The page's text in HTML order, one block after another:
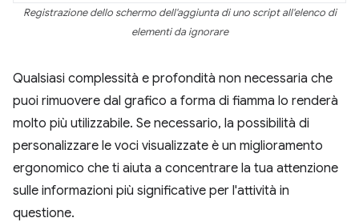
Registrazione dello schermo dell'aggiunta di uno script all'elenco di
elementi da ignorare
Qualsiasi complessità e profondità non necessaria che
puoi rimuovere dal grafico a forma di fiamma lo renderà
molto più utilizzabile. Se necessario, la possibilità di
personalizzare le voci visualizzate è un miglioramento
ergonomico che ti aiuta a concentrare la tua attenzione
sulle informazioni più significative per l'attività in
questione.